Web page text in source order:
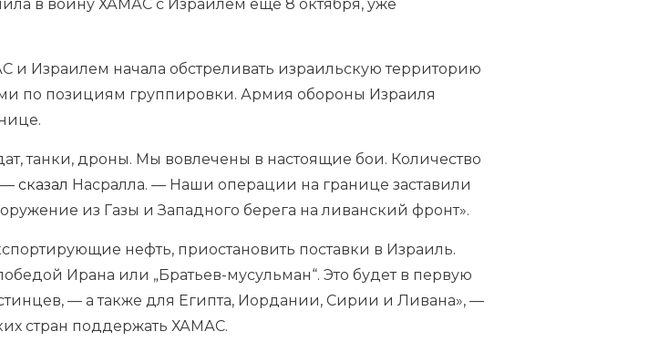
в войну ХАМАС с Израилем еще 8 октября, уже
и Израилем начала обстреливать израильскую территорию
по позициям группировки. Армия обороны Израиля
танки, дроны. Мы вовлечены в настоящие бои. Количество
— сказал Насралла. — Наши операции на границе заставили
из Газы и Западного берега на ливанский фронт».
нефть, приостановить поставки в Израиль.
Ирана или „Братьев-мусульман“. Это будет в первую
— а также для Египта, Иордании, Сирии и Ливана», —
стран поддержать ХАМАС.